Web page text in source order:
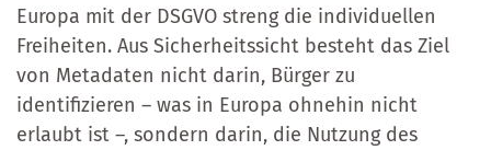
Europa mit der DSGVO streng die individuellen
Freiheiten. Aus Sicherheitssicht besteht das Ziel
von Metadaten nicht darin, Bürger zu
identifizieren – was in Europa ohnehin nicht
erlaubt ist –, sondern darin, die Nutzung des